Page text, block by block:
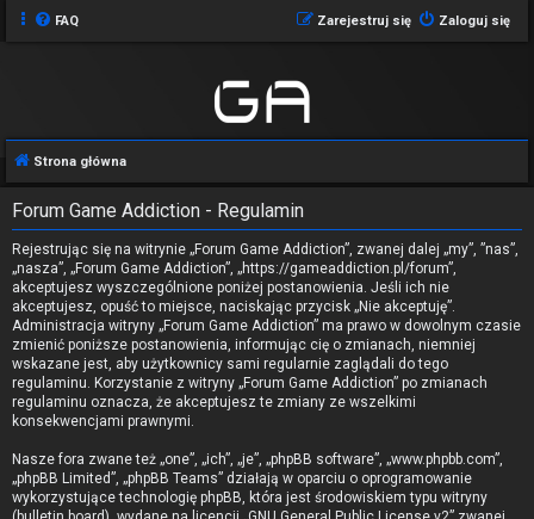
FAQ Zaloguj się
Zarejestruj się
Strona główna
Forum Game Addiction - Regulamin
Rejestrując się na witrynie „Forum Game Addiction”, zwanej dalej „my”, ”nas”,
„nasza”, „Forum Game Addiction”, „https://gameaddiction.pl/forum”,
akceptujesz wyszczególnione poniżej postanowienia. Jeśli ich nie
akceptujesz, opuść to miejsce, naciskając przycisk „Nie akceptuję”.
Administracja witryny „Forum Game Addiction” ma prawo w dowolnym czasie
zmienić poniższe postanowienia, informując cię o zmianach, niemniej
wskazane jest, aby użytkownicy sami regularnie zaglądali do tego
regulaminu. Korzystanie z witryny „Forum Game Addiction” po zmianach
regulaminu oznacza, że akceptujesz te zmiany ze wszelkimi
konsekwencjami prawnymi.
Nasze fora zwane też „one”, „ich”, „je”, „phpBB software”, „www.phpbb.com”,
„phpBB Limited”, „phpBB Teams” działają w oparciu o oprogramowanie
wykorzystujące technologię phpBB, która jest środowiskiem typu witryny